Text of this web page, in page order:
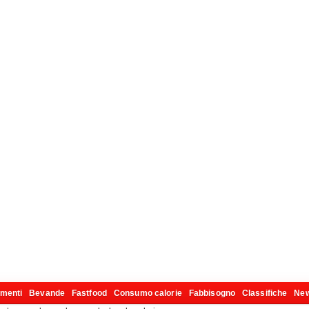
Bevande Fastfood Consumo calorie Fabbisogno Classifiche